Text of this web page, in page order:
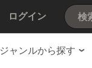
ログイン
ジャンルから探す